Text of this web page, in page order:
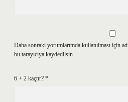
Daha sonraki yorumlarımda kullanılması için
bu tarayıcıya kaydedilsin.
6 + 2 kaçtır? *